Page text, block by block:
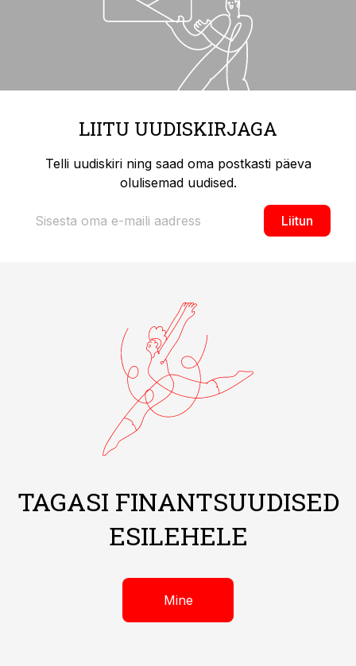
LIITU UUDISKIRJAGA
Telli uudiskiri ning saad oma postkasti päeva
olulisemad uudised.
Liitun
TAGASI FINANTSUUDISED
ESILEHELE
Mine